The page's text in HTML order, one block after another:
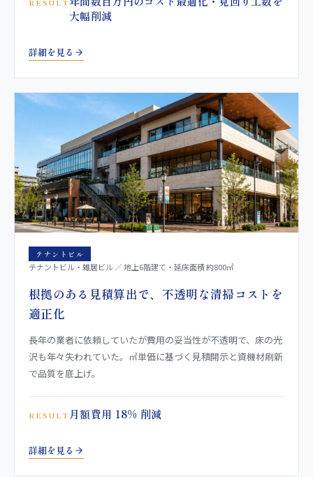
RESULT
大幅削減
詳細を見る
テナントビル
テナントビル・雑居ビル ／ 地上6階建て・延床面積 約800㎡
根拠のある見積算出で、不透明な清掃コストを
適正化
長年の業者に依頼していたが費用の妥当性が不透明で、床の光
沢も年々失われていた。㎡単価に基づく見積開示と資機材刷新
で品質を底上げ。
RESULT 月額費用 18% 削減
詳細を見る